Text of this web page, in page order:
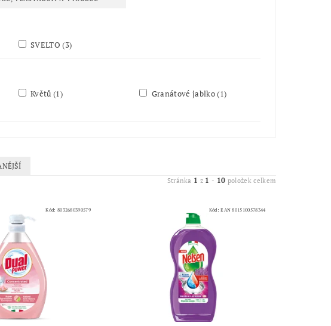
SVELTO(3)
Květů(1) Granátové jablko(1)
Stránka 1 z 1 - 10 položek celkem
Kód: 8032680390579 Kód:EAN 8015100578344